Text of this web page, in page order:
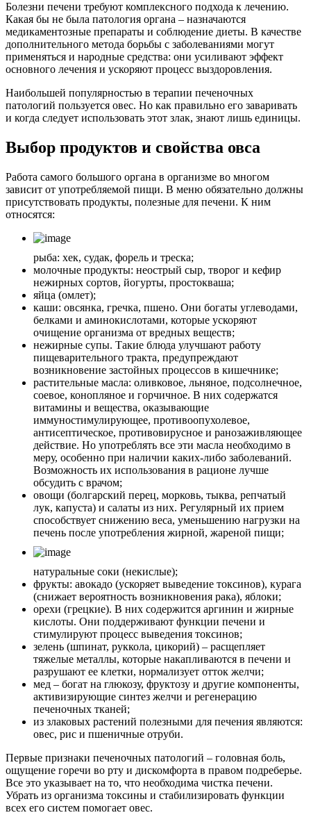
Болезни печени требуют комплексного подхода к лечению.
Какая бы не была патология органа – назначаются
медикаментозные препараты и соблюдение диеты. В качестве
дополнительного метода борьбы с заболеваниями могут
применяться и народные средства: они усиливают эффект
основного лечения и ускоряют процесс выздоровления.
Наибольшей популярностью в терапии печеночных
патологий пользуется овес. Но как правильно его заваривать
и когда следует использовать этот злак, знают лишь единицы.
Выбор продуктов и свойства овса
Работа самого большого органа в организме во многом
зависит от употребляемой пищи. В меню обязательно должны
присутствовать продукты, полезные для печени. К ним
относятся:
рыба: хек, судак, форель и треска;
молочные продукты: неострый сыр, творог и кефир
нежирных сортов, йогурты, простокваша;
яйца (омлет);
каши: овсянка, гречка, пшено. Они богаты углеводами,
белками и аминокислотами, которые ускоряют
очищение организма от вредных веществ;
нежирные супы. Такие блюда улучшают работу
пищеварительного тракта, предупреждают
возникновение застойных процессов в кишечнике;
растительные масла: оливковое, льняное, подсолнечное,
соевое, конопляное и горчичное. В них содержатся
витамины и вещества, оказывающие
иммуностимулирующее, противоопухолевое,
антисептическое, противовирусное и ранозаживляющее
действие. Но употреблять все эти масла необходимо в
меру, особенно при наличии каких-либо заболеваний.
Возможность их использования в рационе лучше
обсудить с врачом;
овощи (болгарский перец, морковь, тыква, репчатый
лук, капуста) и салаты из них. Регулярный их прием
способствует снижению веса, уменьшению нагрузки на
печень после употребления жирной, жареной пищи;
натуральные соки (некислые);
фрукты: авокадо (ускоряет выведение токсинов), курага
(снижает вероятность возникновения рака), яблоки;
орехи (грецкие). В них содержится аргинин и жирные
кислоты. Они поддерживают функции печени и
стимулируют процесс выведения токсинов;
зелень (шпинат, руккола, цикорий) – расщепляет
тяжелые металлы, которые накапливаются в печени и
разрушают ее клетки, нормализует отток желчи;
мед – богат на глюкозу, фруктозу и другие компоненты,
активизирующие синтез желчи и регенерацию
печеночных тканей;
из злаковых растений полезными для печения являются:
овес, рис и пшеничные отруби.
Первые признаки печеночных патологий – головная боль,
ощущение горечи во рту и дискомфорта в правом подреберье.
Все это указывает на то, что необходима чистка печени.
Убрать из организма токсины и стабилизировать функции
всех его систем помогает овес.